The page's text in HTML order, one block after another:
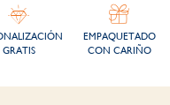
GRATIS
EMPAQUETADO
CON CARIÑO